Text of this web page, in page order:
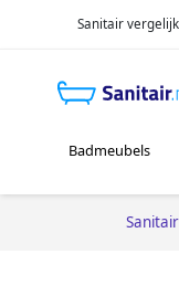
Sanitair
Badmeubels
Sanitair